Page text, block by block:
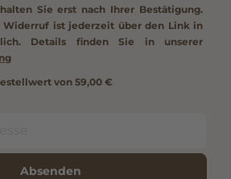
Sie erst nach Ihrer Bestätigung.
Widerruf ist jederzeit über den Link in
Details finden Sie in unserer
von 59,00 €
Absenden